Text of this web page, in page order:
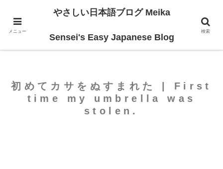
For Beginners
初めてカサをぬすまれた | First
time my umbrella was
stolen.
メニュー
やさしい日本語ブログ Meika
Sensei's Easy Japanese Blog
検索